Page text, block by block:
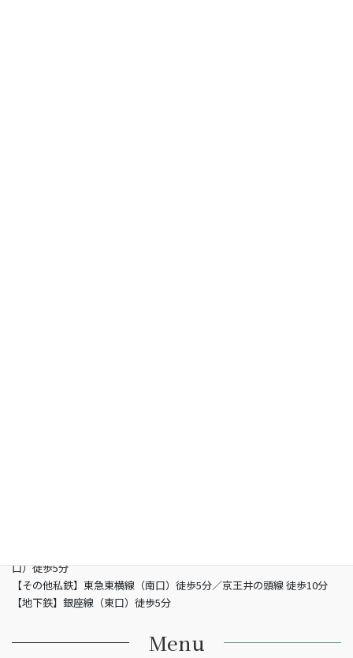
口）徒歩5分
【その他私鉄】東急東横線（南口）徒歩5分／京王井の頭線 徒歩10分
【地下鉄】銀座線（東口）徒歩5分
Menu